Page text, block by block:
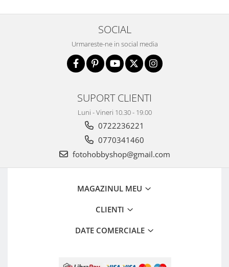
SOCIAL
Urmareste-ne in social media
SUPORT CLIENTI
Luni - Vineri 10.30 - 19.00
0722236221
0770341460
fotohobbyshop@gmail.com
MAGAZINUL MEU
CLIENTI
DATE COMERCIALE